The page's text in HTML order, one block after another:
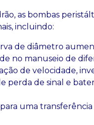
as bombas
incluindo:
de diâmetro
no manuseio de
de velocidade,
perda de sinal e
uma